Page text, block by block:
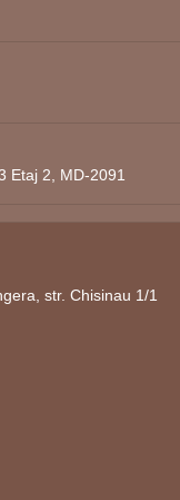
Etaj 2, MD-2091
str. Chisinau 1/1